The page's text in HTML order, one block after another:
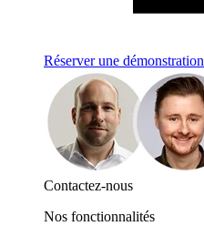
Réserver une démonstration
Contactez-nous
Nos fonctionnalités